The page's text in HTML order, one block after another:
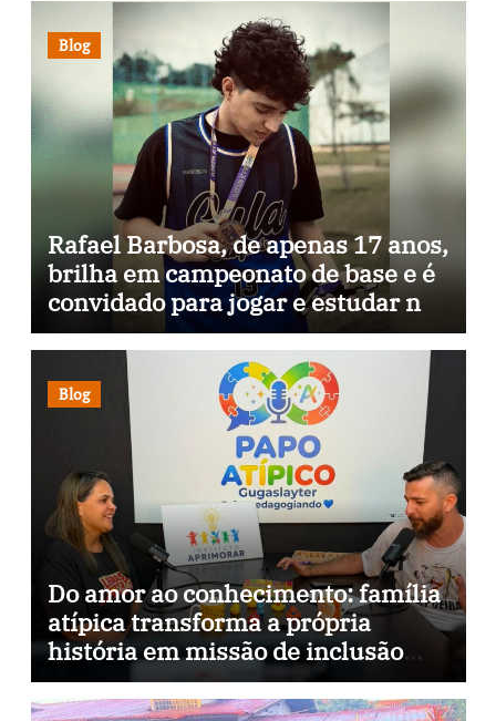
Blog
Rafael Barbosa, de apenas 17 anos,
brilha em campeonato de base e é
convidado para jogar e estudar na
Itália
Blog
Do amor ao conhecimento: família
atípica transforma a própria
história em missão de inclusão
através da psicopedagogia, podcast
e arte nas ruas